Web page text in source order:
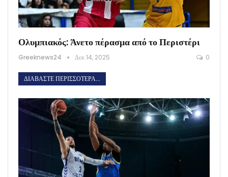
Ολυμπιακός: Άνετο πέρασμα από το Περιστέρι
Greeknews24 Δεκ 14, 2025 0
ΔΙΑΒΆΣΤΕ ΠΕΡΙΣΣΌΤΕΡΑ...